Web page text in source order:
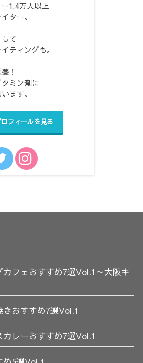
1.4万人以上
ター。
て
ティングも。
！
ミン剤に
ます。
フィールを見る
フェおすすめ7選Vol.1～大阪キ
おすすめ7選Vol.1
レーおすすめ7選Vol.1